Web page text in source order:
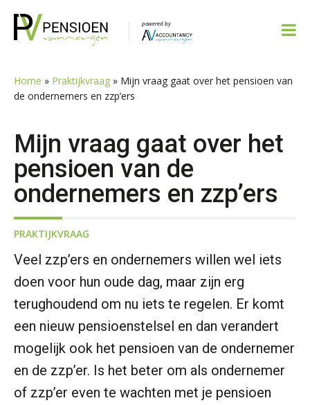
naar
naar
inhoud
naar
sidebar
naar
Home » Praktijkvraag » Mijn vraag gaat over het pensioen van
de ondernemers en zzp’ers
Mijn vraag gaat over het
pensioen van de
ondernemers en zzp’ers
PRAKTIJKVRAAG
Veel zzp’ers en ondernemers willen wel iets
doen voor hun oude dag, maar zijn erg
terughoudend om nu iets te regelen. Er komt
een nieuw pensioenstelsel en dan verandert
mogelijk ook het pensioen van de ondernemer
en de zzp’er. Is het beter om als ondernemer
of zzp’er even te wachten met je pensioen